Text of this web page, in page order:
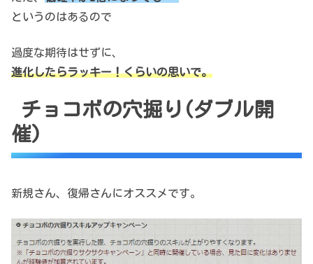
というのはあるので
過度な期待はせずに、
進化したらラッキー！くらいの思いで。
チョコボの穴掘り(ダブル開
催)
新規さん、復帰さんにオススメです。